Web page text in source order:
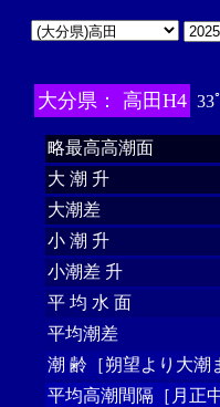
大分県： 高田H4 33
略最高高潮面
大 潮 升
大潮差
小 潮 升
小潮差 升
平 均 水 面
平均潮差
潮 齢［朔望より大潮
平均高潮間隔［月正